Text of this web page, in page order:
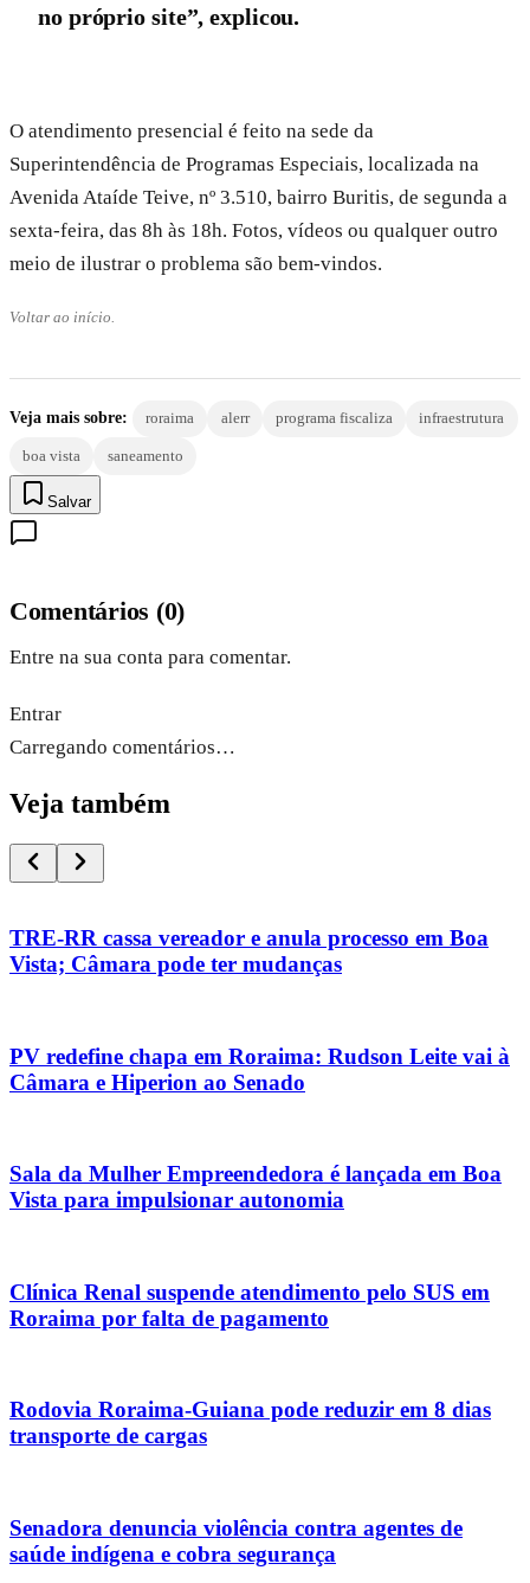
no próprio site”, explicou.
O atendimento presencial é feito na sede da
Superintendência de Programas Especiais, localizada na
Avenida Ataíde Teive, nº 3.510, bairro Buritis, de segunda a
sexta-feira, das 8h às 18h. Fotos, vídeos ou qualquer outro
meio de ilustrar o problema são bem-vindos.
Voltar ao início.
Veja mais sobre: roraima alerr programa fiscaliza infraestrutura
boa vista saneamento
Salvar
Comentários (0)
Entre na sua conta para comentar.
Entrar
Carregando comentários…
Veja também
TRE-RR cassa vereador e anula processo em Boa
Vista; Câmara pode ter mudanças
PV redefine chapa em Roraima: Rudson Leite vai à
Câmara e Hiperion ao Senado
Sala da Mulher Empreendedora é lançada em Boa
Vista para impulsionar autonomia
Clínica Renal suspende atendimento pelo SUS em
Roraima por falta de pagamento
Rodovia Roraima-Guiana pode reduzir em 8 dias
transporte de cargas
Senadora denuncia violência contra agentes de
saúde indígena e cobra segurança